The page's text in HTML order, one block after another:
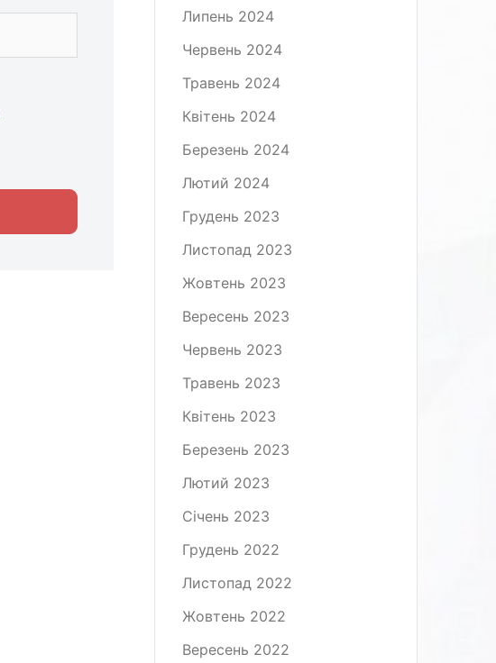
Липень 2024
Червень 2024
Травень 2024
Квітень 2024
Березень 2024
Лютий 2024
Грудень 2023
Листопад 2023
Жовтень 2023
Вересень 2023
Червень 2023
Травень 2023
Квітень 2023
Березень 2023
Лютий 2023
Січень 2023
Грудень 2022
Листопад 2022
Жовтень 2022
Вересень 2022